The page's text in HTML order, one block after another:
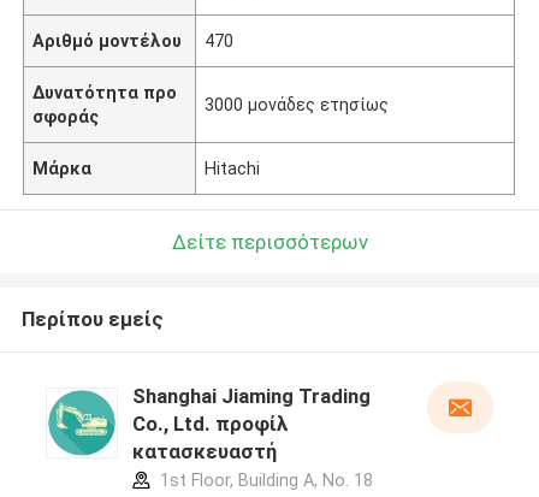
Αριθμό μοντέλου 470
Δυνατότητα προ
σφοράς
3000 μονάδες ετησίως
Μάρκα Hitachi
Δείτε περισσότερων
Περίπου εμείς
Shanghai Jiaming Trading
Co., Ltd. προφίλ
κατασκευαστή
1st Floor, Building A, No. 18